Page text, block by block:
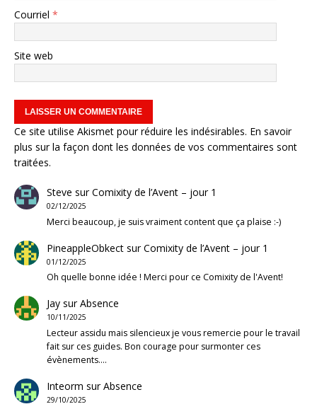
Courriel *
Site web
Ce site utilise Akismet pour réduire les indésirables. En savoir
plus sur la façon dont les données de vos commentaires sont
traitées.
Steve surComixity de l’Avent – jour 1
02/12/2025
Merci beaucoup, je suis vraiment content que ça plaise :-)
PineappleObkectsurComixity de l’Avent – jour 1
01/12/2025
Oh quelle bonne idée ! Merci pour ce Comixity de l'Avent!
JaysurAbsence
10/11/2025
Lecteur assidu mais silencieux je vous remercie pour le travail
fait sur ces guides. Bon courage pour surmonter ces
évènements.…
Inteorm surAbsence
29/10/2025